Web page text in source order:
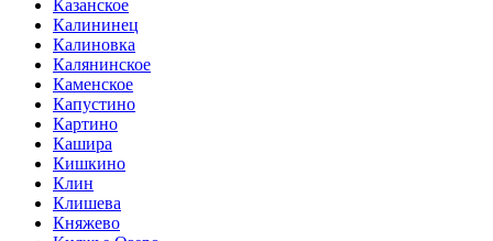
Казанское
Калининец
Калиновка
Калянинское
Каменское
Капустино
Картино
Кашира
Кишкино
Клин
Клишева
Княжево